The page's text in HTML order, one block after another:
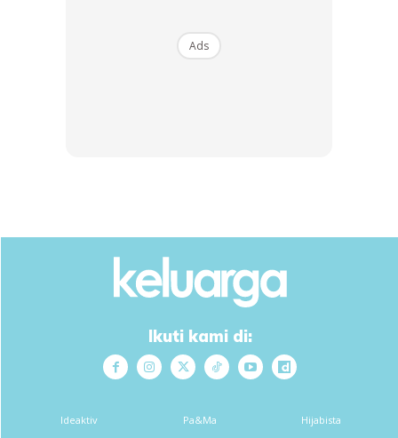
Ambil yogurt asli sesudu atau 2 sudu besar dalam satu
Kemudian tapis ke dalam termos yang ada susu tadi
Ads
Ikuti kami di:
Ideaktiv Pa&Ma Hijabista